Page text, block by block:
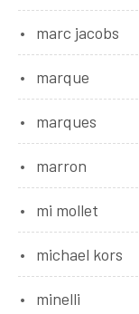
marc jacobs
marque
marques
marron
mi mollet
michael kors
minelli